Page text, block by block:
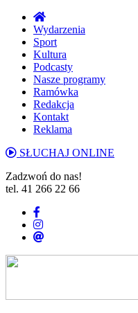
Wydarzenia
Sport
Kultura
Podcasty
Nasze programy
Ramówka
Redakcja
Kontakt
Reklama
SŁUCHAJ ONLINE
Zadzwoń do nas!
tel. 41 266 22 66